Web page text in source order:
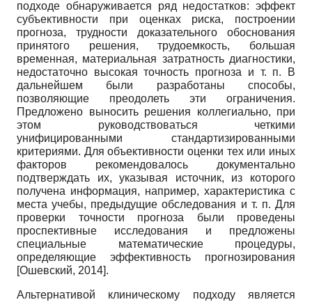
подходе обнаруживается ряд недостатков: эффект
субъективности при оценках риска, построении
прогноза, трудности доказательного обоснования
принятого решения, трудоемкость, большая
временная, материальная затратность диагностики,
недостаточно высокая точность прогноза и т. п. В
дальнейшем были разработаны способы,
позволяющие преодолеть эти ограничения.
Предложено выносить решения коллегиально, при
этом руководствоваться четкими
унифицированными стандартизированными
критериями. Для объективности оценки тех или иных
факторов рекомендовалось документально
подтверждать их, указывая источник, из которого
получена информация, например, характеристика с
места учебы, предыдущие обследования и т. п. Для
проверки точности прогноза были проведены
проспективные исследования и предложены
специальные математические процедуры,
определяющие эффективность прогнозирования
[Ошевский, 2014].
Альтернативой клиническому подходу является